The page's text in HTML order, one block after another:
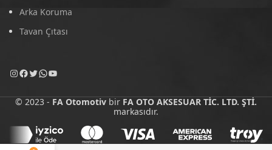
Arka Koruma
Tavan Çıtası
© 2023 - FA Otomotiv bir FA OTO AKSESUAR TİC. LTD. ŞTİ.
markasıdır.